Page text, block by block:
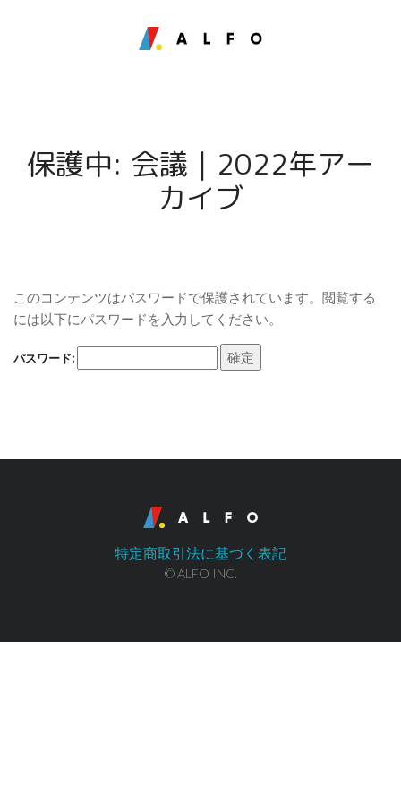
保護中: 会議｜2022年アー
カイブ
このコンテンツはパスワードで保護されています。閲覧する
には以下にパスワードを入力してください。
パスワード:
特定商取引法に基づく表記
© ALFO INC.